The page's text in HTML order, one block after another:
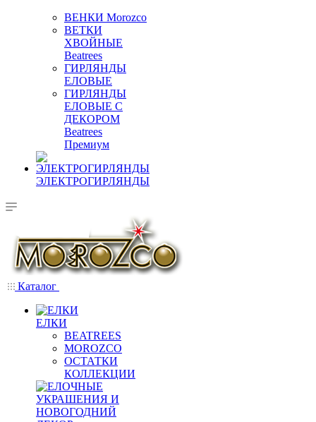
ВЕНКИ Morozco
ВЕТКИ
ХВОЙНЫЕ
Beatrees
ГИРЛЯНДЫ
ЕЛОВЫЕ
ГИРЛЯНДЫ
ЕЛОВЫЕ С
ДЕКОРОМ
Beatrees
Премиум
ЭЛЕКТРОГИРЛЯНДЫ
Каталог
ЕЛКИ
BEATREES
MOROZCO
ОСТАТКИ
КОЛЛЕКЦИИ